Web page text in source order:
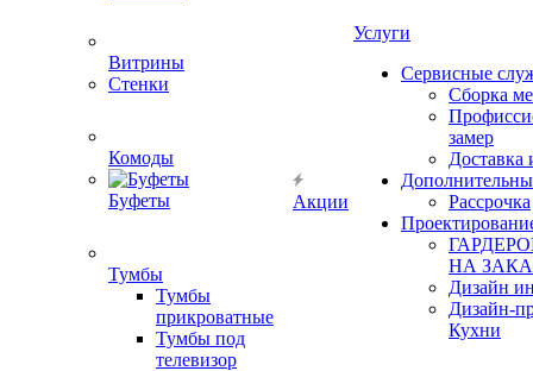
Витрины
Стенки
Комоды
Буфеты
Тумбы
Тумбы
прикроватные
Тумбы под
телевизор
Акции
Услуги
Сервисные
Сборка
замер
Доставка
Рассрочка
НА
Дизайн
Дизайн-
Кухни